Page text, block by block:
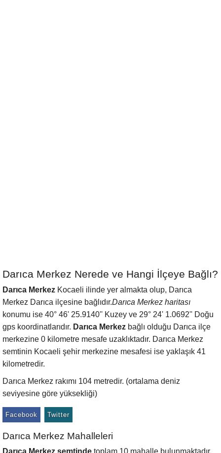
Darıca Merkez Nerede ve Hangi İlçeye Bağlı?
Darıca Merkez Kocaeli ilinde yer almakta olup, Darıca
Merkez Darıca ilçesine bağlıdır.Darıca Merkez haritası
konumu ise 40° 46' 25.9140'' Kuzey ve 29° 24' 1.0692'' Doğu
gps koordinatlarıdır. Darıca Merkez bağlı olduğu Darıca ilçe
merkezine 0 kilometre mesafe uzaklıktadır. Darıca Merkez
semtinin Kocaeli şehir merkezine mesafesi ise yaklaşık 41
kilometredir.
Darıca Merkez rakımı 104 metredir. (ortalama deniz
seviyesine göre yüksekliği)
Facebook Twitter
Darıca Merkez Mahalleleri
Darıca Merkez semtinde toplam 10 mahalle bulunmaktadır.